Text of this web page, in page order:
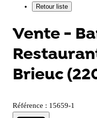
Vente -
Brieuc
Référence : 15659-1